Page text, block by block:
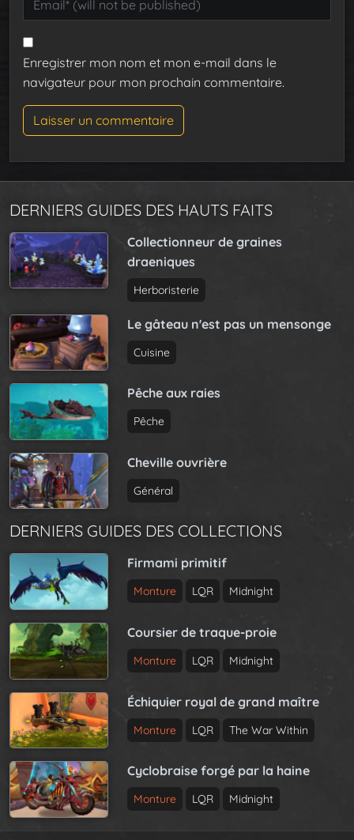
Enregistrer mon nom et mon e-mail dans le
navigateur pour mon prochain commentaire.
DERNIERS GUIDES DES HAUTS FAITS
Collectionneur de graines
draeniques
Herboristerie
Le gâteau n'est pas un mensonge
Cuisine
Pêche aux raies
Pêche
Cheville ouvrière
Général
DERNIERS GUIDES DES COLLECTIONS
Firmami primitif
Monture LQR Midnight
Coursier de traque-proie
Monture LQR Midnight
Échiquier royal de grand maître
Monture LQR The War Within
Cyclobraise forgé par la haine
Monture LQR Midnight